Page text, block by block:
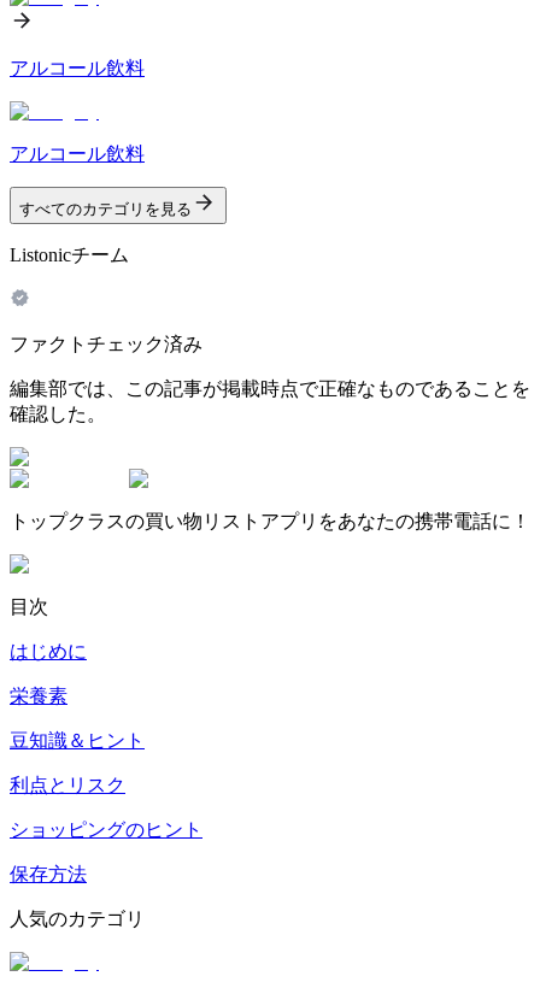
アルコール飲料
アルコール飲料
すべてのカテゴリを見る
Listonicチーム
ファクトチェック済み
編集部では、この記事が掲載時点で正確なものであることを
確認した。
トップクラスの買い物リストアプリをあなたの携帯電話に！
目次
はじめに
栄養素
豆知識＆ヒント
利点とリスク
ショッピングのヒント
保存方法
人気のカテゴリ